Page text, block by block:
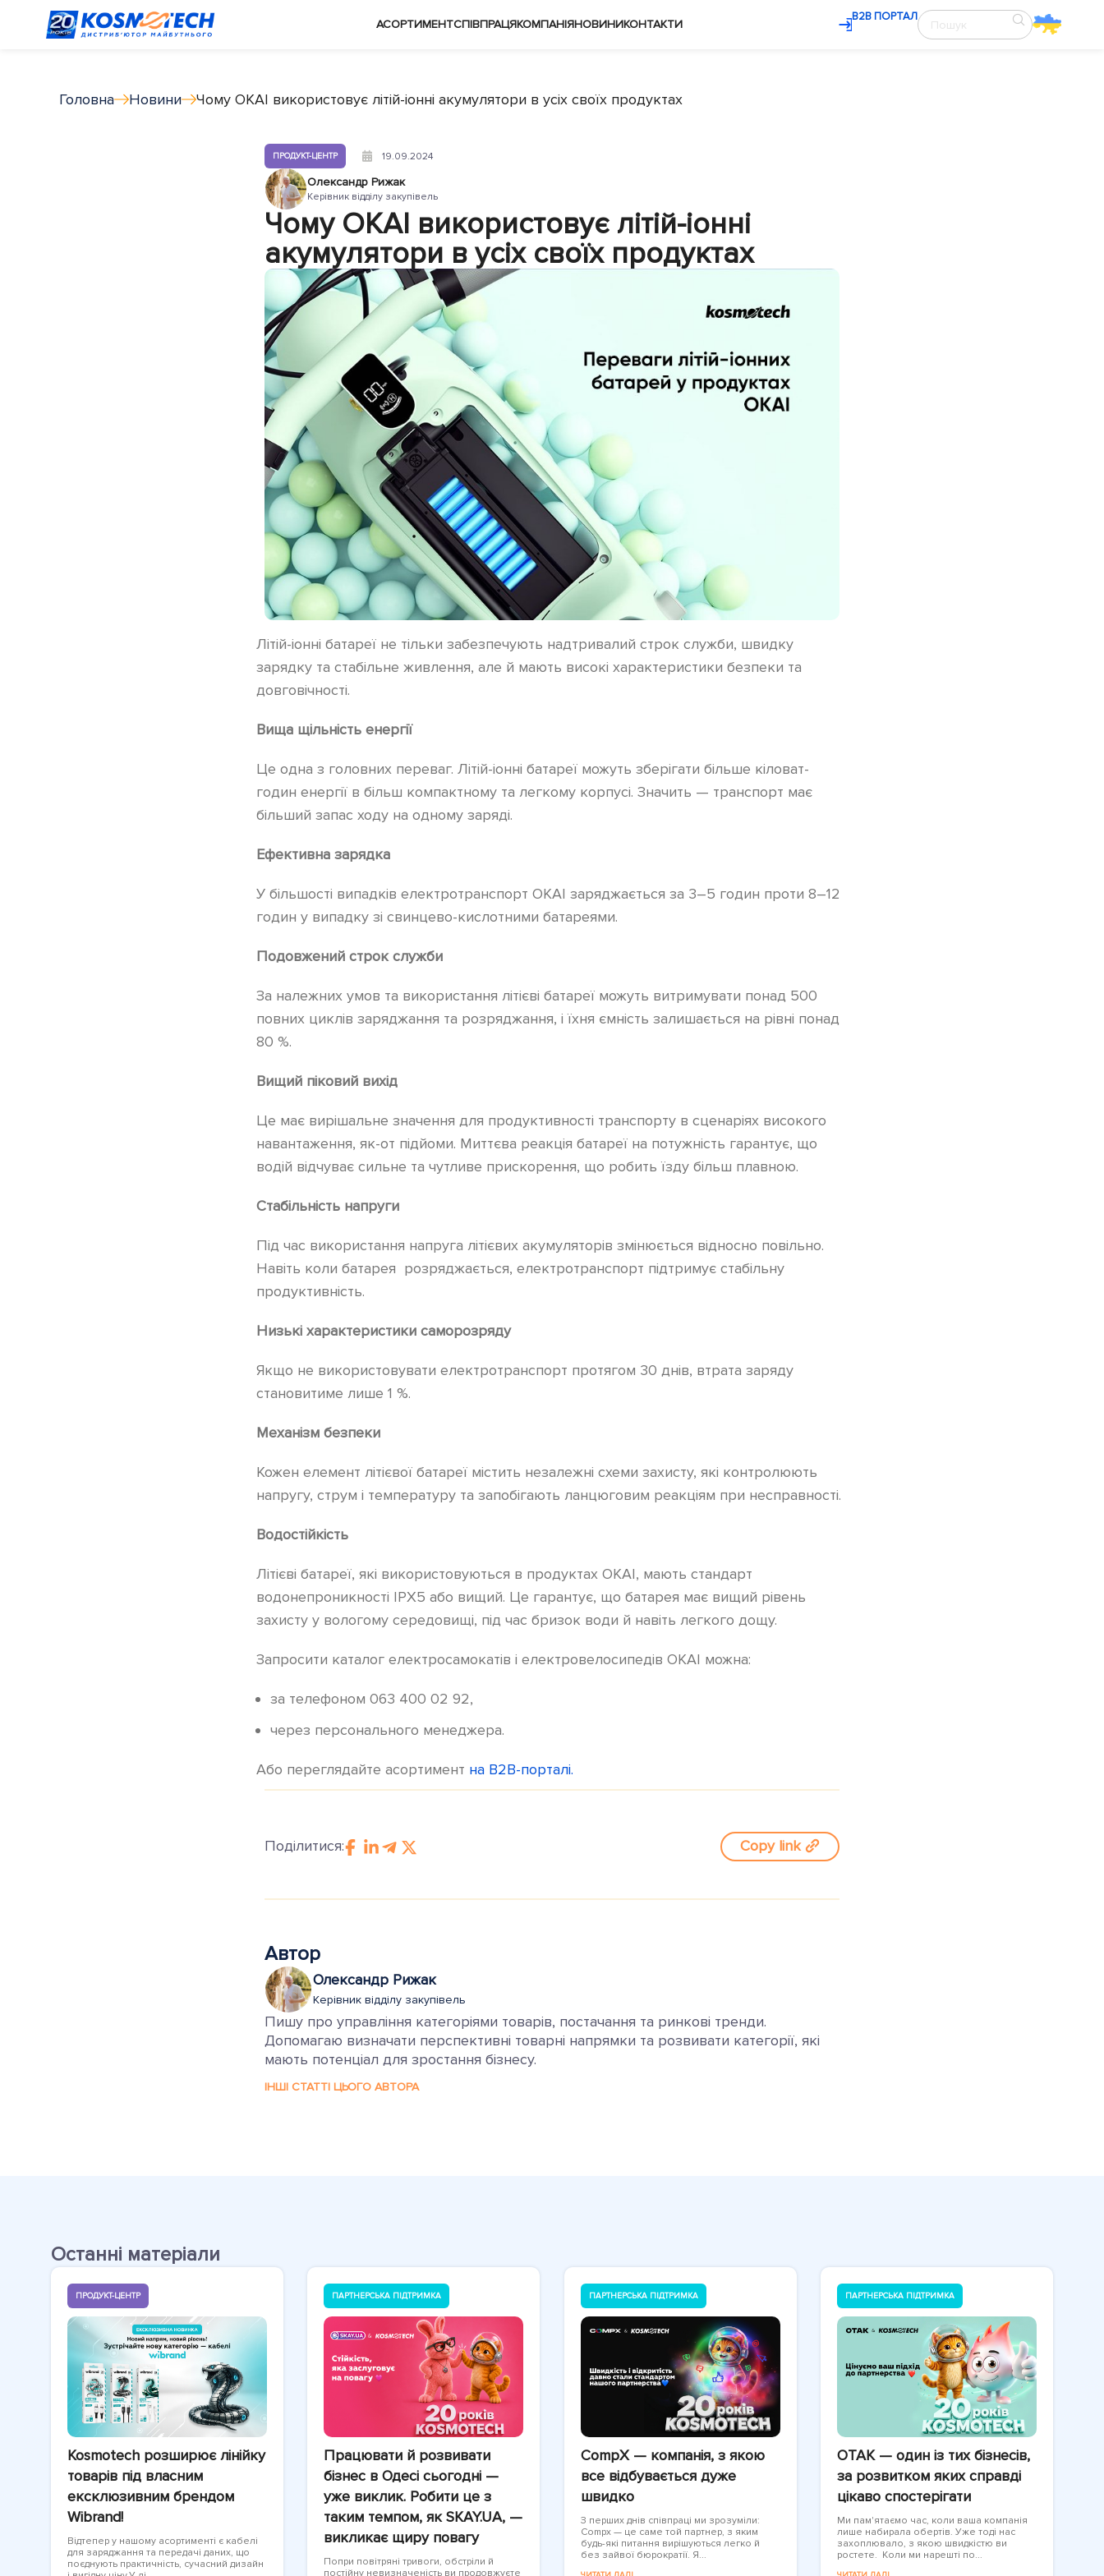
АСОРТИМЕНТСПІВПРАЦЯКОМПАНІЯНОВИНИКОНТАКТИ
В2В ПОРТАЛ
Головна Новини Чому OKAI використовує літій-іонні акумулятори в усіх своїх продуктах
ПРОДУКТ-ЦЕНТР 19.09.2024
Олександр Рижак
Керівник відділу закупівель
Чому OKAI використовує літій-іонні
акумулятори в усіх своїх продуктах
Літій-іонні батареї не тільки забезпечують надтривалий строк служби, швидку
зарядку та стабільне живлення, але й мають високі характеристики безпеки та
довговічності.
Вища щільність енергії
Це одна з головних переваг. Літій-іонні батареї можуть зберігати більше кіловат-
годин енергії в більш компактному та легкому корпусі. Значить — транспорт має
більший запас ходу на одному заряді.
Ефективна зарядка
У більшості випадків електротранспорт OKAI заряджається за 3–5 годин проти 8–12
годин у випадку зі свинцево-кислотними батареями.
Подовжений строк служби
За належних умов та використання літієві батареї можуть витримувати понад 500
повних циклів заряджання та розряджання, і їхня ємність залишається на рівні понад
80 %.
Вищий піковий вихід
Це має вирішальне значення для продуктивності транспорту в сценаріях високого
навантаження, як-от підйоми. Миттєва реакція батареї на потужність гарантує, що
водій відчуває сильне та чутливе прискорення, що робить їзду більш плавною.
Стабільність напруги
Під час використання напруга літієвих акумуляторів змінюється відносно повільно.
Навіть коли батарея розряджається, електротранспорт підтримує стабільну
продуктивність.
Низькі характеристики саморозряду
Якщо не використовувати електротранспорт протягом 30 днів, втрата заряду
становитиме лише 1 %.
Механізм безпеки
Кожен елемент літієвої батареї містить незалежні схеми захисту, які контролюють
напругу, струм і температуру та запобігають ланцюговим реакціям при несправності.
Водостійкість
Літієві батареї, які використовуються в продуктах OKAI, мають стандарт
водонепроникності IPX5 або вищий. Це гарантує, що батарея має вищий рівень
захисту у вологому середовищі, під час бризок води й навіть легкого дощу.
Запросити каталог електросамокатів і електровелосипедів OKAI можна:
за телефоном 063 400 02 92,
через персонального менеджера.
Або переглядайте асортимент на B2B-порталі.
Поділитися: Copy link
Автор
Олександр Рижак
Керівник відділу закупівель
Пишу про управління категоріями товарів, постачання та ринкові тренди.
Допомагаю визначати перспективні товарні напрямки та розвивати категорії, які
мають потенціал для зростання бізнесу.
ІНШІ СТАТТІ ЦЬОГО АВТОРА
Останні матеріали
ПРОДУКТ-ЦЕНТР
Kosmotech розширює лінійку
товарів під власним
ексклюзивним брендом
Wibrand!
Відтепер у нашому асортименті є кабелі
для заряджання та передачі даних, що
поєднують практичність, сучасний дизайн
ПАРТНЕРСЬКА ПІДТРИМКА
Працювати й розвивати
бізнес в Одесі сьогодні —
уже виклик. Робити це з
таким темпом, як SKAY.UA, —
викликає щиру повагу
Попри повітряні тривоги, обстріли й
постійну невизначеність ви продовжуєте
ПАРТНЕРСЬКА ПІДТРИМКА
CompX — компанія, з якою
все відбувається дуже
швидко
З перших днів співпраці ми зрозуміли:
Compx — це саме той партнер, з яким
будь-які питання вирішуються легко й
без зайвої бюрократії. Я...
ПАРТНЕРСЬКА ПІДТРИМКА
OTAK — один із тих бізнесів,
за розвитком яких справді
цікаво спостерігати
Ми пам'ятаємо час, коли ваша компанія
лише набирала обертів. Уже тоді нас
захоплювало, з якою швидкістю ви
ростете. Коли ми нарешті по...